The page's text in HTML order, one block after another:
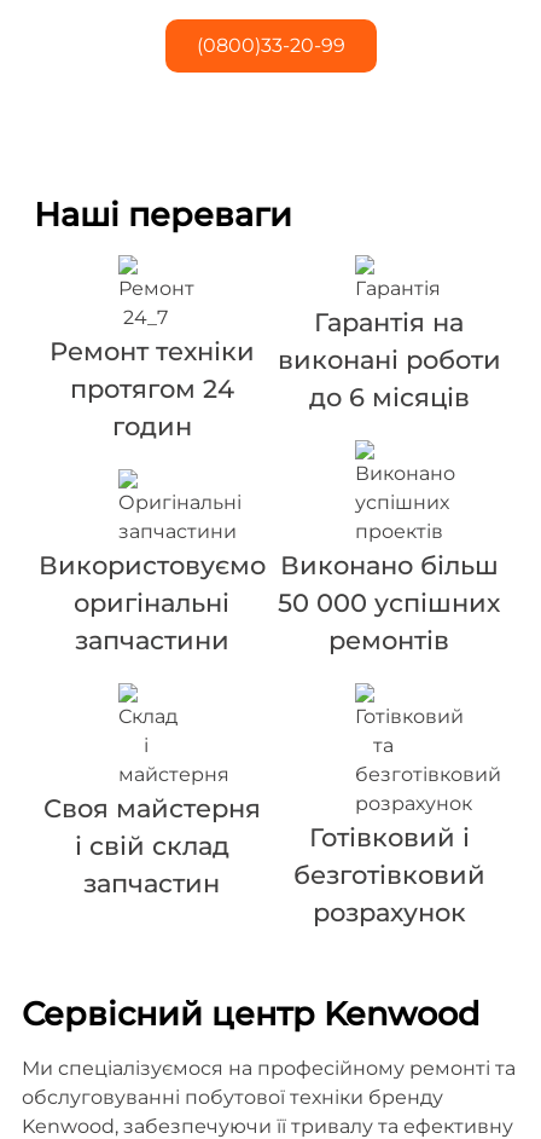
(0800)33-20-99
Наші переваги
Ремонт техніки
протягом 24
годин
Використовуємо
оригінальні
запчастини
Своя майстерня
і свій склад
запчастин
Гарантія на
виконані роботи
до 6 місяців
Виконано більш
50 000 успішних
ремонтів
Готівковий і
безготівковий
розрахунок
Сервісний центр Kenwood
Ми спеціалізуємося на професійному ремонті та
обслуговуванні побутової техніки бренду
Kenwood, забезпечуючи її тривалу та ефективну